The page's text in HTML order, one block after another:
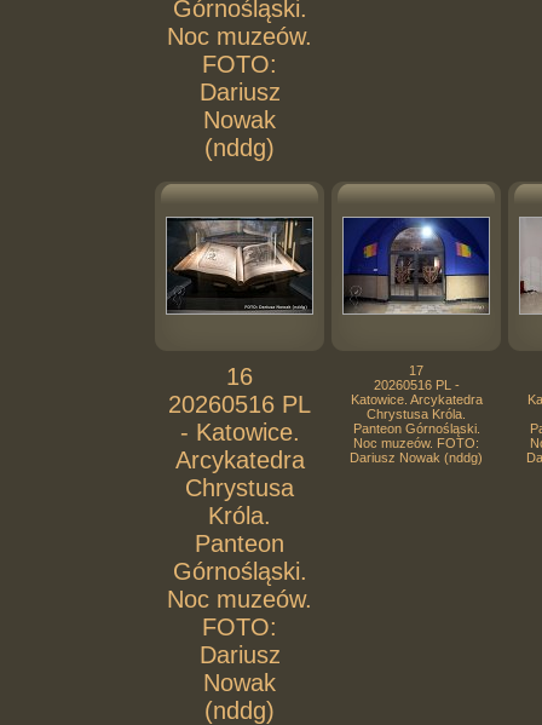
Górnośląski.
Noc muzeów.
FOTO:
Dariusz
Nowak
(nddg)
16
20260516 PL
- Katowice.
Arcykatedra
Chrystusa
Króla.
Panteon
Górnośląski.
Noc muzeów.
FOTO:
Dariusz
Nowak
(nddg)
17
20260516 PL -
Katowice. Arcykatedra
Chrystusa Króla.
Panteon Górnośląski.
Noc muzeów. FOTO:
Dariusz Nowak (nddg)